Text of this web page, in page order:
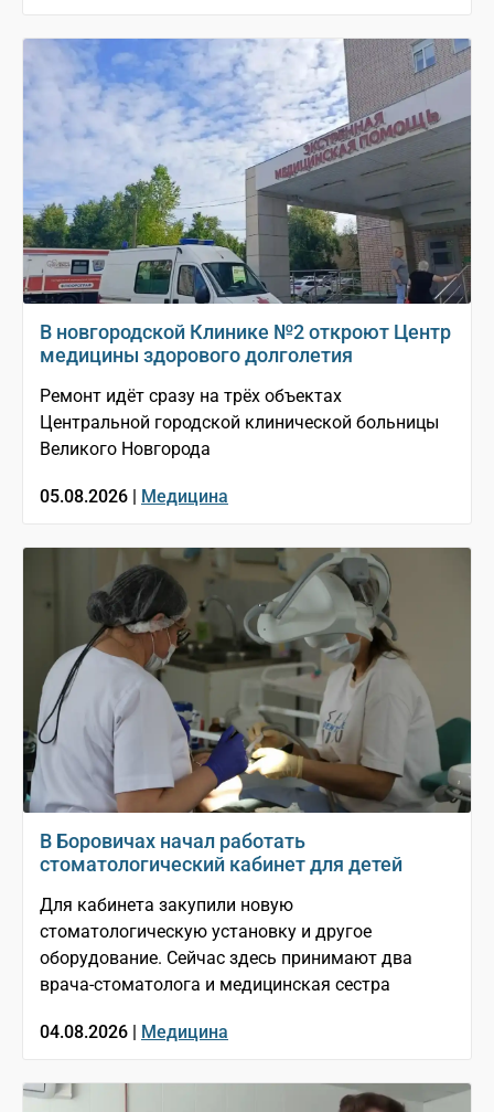
В новгородской Клинике №2 откроют Центр
медицины здорового долголетия
Ремонт идёт сразу на трёх объектах
Центральной городской клинической больницы
Великого Новгорода
05.08.2026 | Медицина
В Боровичах начал работать
стоматологический кабинет для детей
Для кабинета закупили новую
стоматологическую установку и другое
оборудование. Сейчас здесь принимают два
врача-стоматолога и медицинская сестра
04.08.2026 | Медицина